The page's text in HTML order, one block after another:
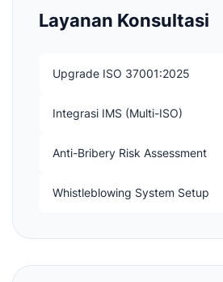
Layanan Konsultasi
Upgrade ISO 37001:2025
Integrasi IMS (Multi-ISO)
Anti-Bribery Risk Assessment
Whistleblowing System Setup